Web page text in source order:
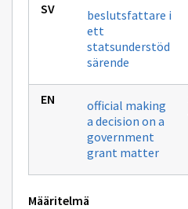
beslutsfattare i
ett
statsunderstöd
särende
official making
a decision on a
government
grant matter
Määritelmä